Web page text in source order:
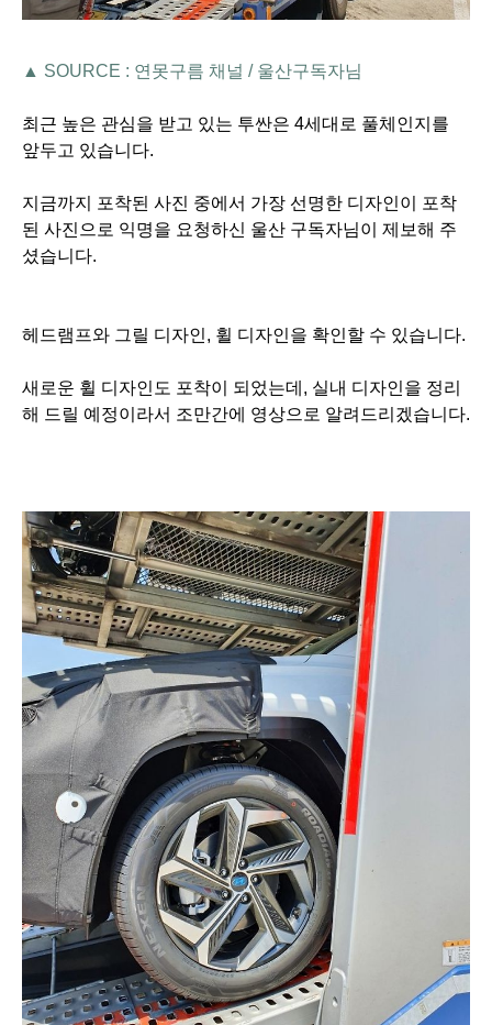
▲ SOURCE : 연못구름 채널 / 울산구독자님
최근 높은 관심을 받고 있는 투싼은 4세대로 풀체인지를
앞두고 있습니다.
지금까지 포착된 사진 중에서 가장 선명한 디자인이 포착
된 사진으로 익명을 요청하신 울산 구독자님이 제보해 주
셨습니다.
헤드램프와 그릴 디자인, 휠 디자인을 확인할 수 있습니다.
새로운 휠 디자인도 포착이 되었는데, 실내 디자인을 정리
해 드릴 예정이라서 조만간에 영상으로 알려드리겠습니다.